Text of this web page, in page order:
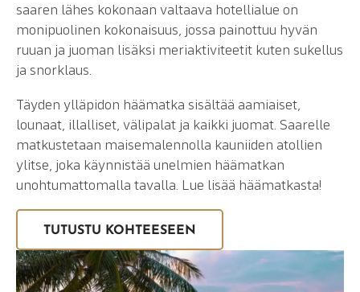
saaren lähes kokonaan valtaava hotellialue on
monipuolinen kokonaisuus, jossa painottuu hyvän
ruuan ja juoman lisäksi meriaktiviteetit kuten sukellus
ja snorklaus.
Täyden ylläpidon häämatka sisältää aamiaiset,
lounaat, illalliset, välipalat ja kaikki juomat. Saarelle
matkustetaan maisemalennolla kauniiden atollien
ylitse, joka käynnistää unelmien häämatkan
unohtumattomalla tavalla. Lue lisää häämatkasta!
TUTUSTU KOHTEESEEN